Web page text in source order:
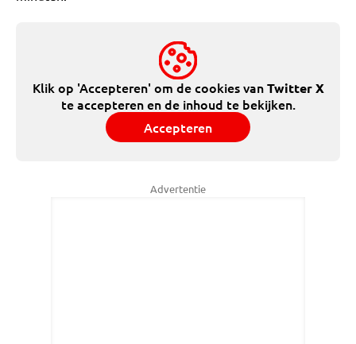
Klik op 'Accepteren' om de cookies vanTwitter X
te accepteren en de inhoud te bekijken.
Accepteren
Advertentie